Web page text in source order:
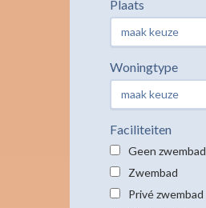
Plaats
maak keuze
Woningtype
maak keuze
Faciliteiten
Geen zwembad
Zwembad
Privé zwembad